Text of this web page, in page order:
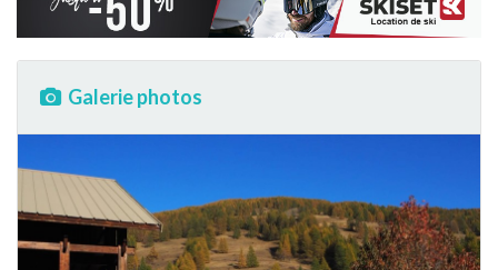
Galerie photos